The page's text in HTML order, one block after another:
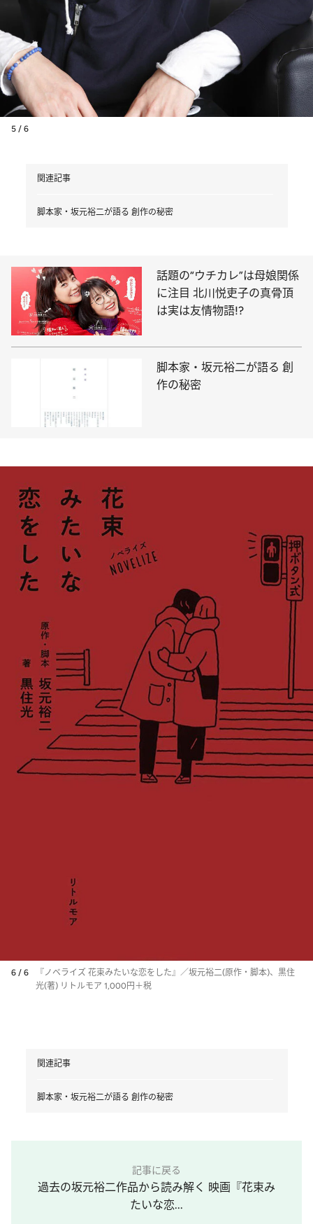
5 / 6
関連記事
脚本家・坂元裕二が語る 創作の秘密
話題の“ウチカレ”は母娘関係
に注目 北川悦吏子の真骨頂
は実は友情物語!?
脚本家・坂元裕二が語る 創
作の秘密
6 / 6
『ノベライズ 花束みたいな恋をした』／坂元裕二(原作・脚本)、黒住
光(著) リトルモア 1,000円＋税
関連記事
脚本家・坂元裕二が語る 創作の秘密
記事に戻る
過去の坂元裕二作品から読み解く 映画『花束み
たいな恋...